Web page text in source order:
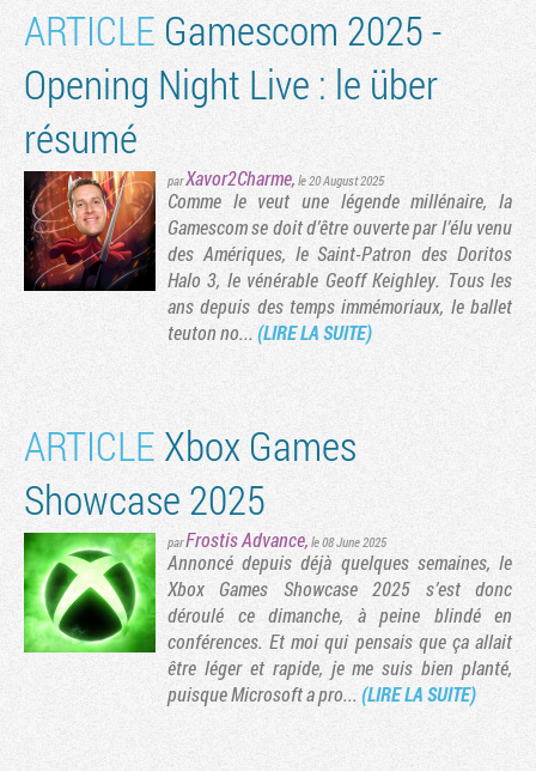
ARTICLE Gamescom 2025 -
Opening Night Live : le über
résumé
parXavor2Charme, le 20 August 2025
Comme le veut une légende millénaire, la
Gamescom se doit d’être ouverte par l’élu venu
des Amériques, le Saint-Patron des Doritos
Halo 3, le vénérable Geoff Keighley. Tous les
ans depuis des temps immémoriaux, le ballet
teuton no...(LIRE LA SUITE)
ARTICLE Xbox Games
Showcase 2025
parFrostis Advance, le 08 June 2025
Annoncé depuis déjà quelques semaines, le
Xbox Games Showcase 2025 s’est donc
déroulé ce dimanche, à peine blindé en
conférences. Et moi qui pensais que ça allait
être léger et rapide, je me suis bien planté,
puisque Microsoft a pro... (LIRE LA SUITE)